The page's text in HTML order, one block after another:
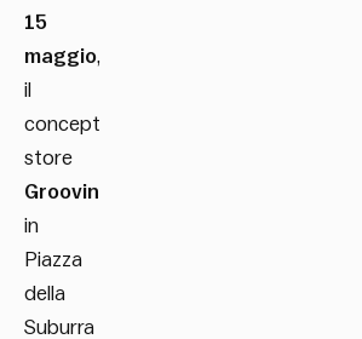
15
maggio,
il
concept
store
Groovin
in
Piazza
della
Suburra